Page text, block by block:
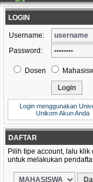
LOGIN
Username:
Password:
Dosen
Login menggunakan
Unikom Akun Anda
DAFTAR
Pilih tipe account, lalu klik
untuk melakukan